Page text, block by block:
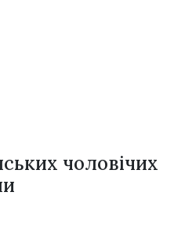
чоловічих